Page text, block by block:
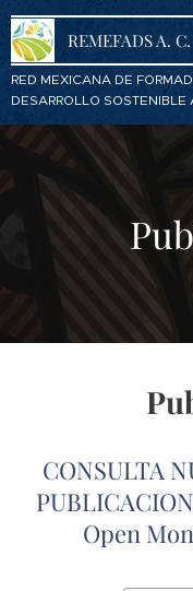
REMEFADS A. C.
RED MEXICANA DE
DESARROLLO SOSTENIBLE
CONSULTA
Open